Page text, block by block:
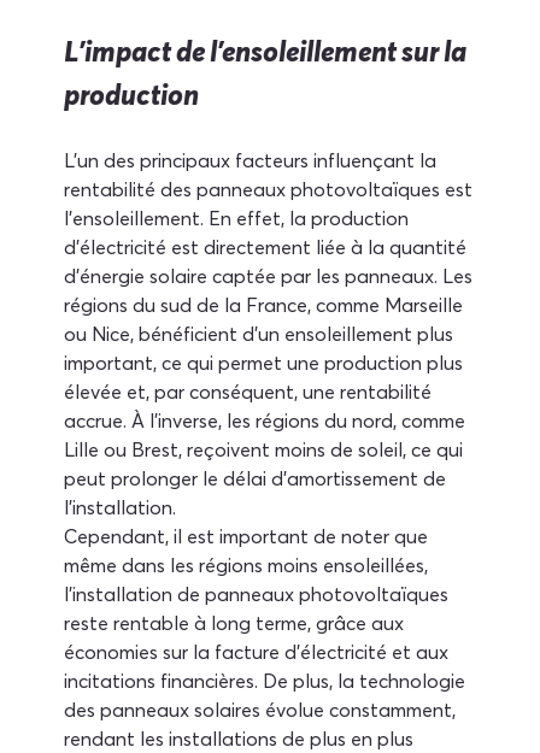
L'impact de l'ensoleillement sur la
production
L'un des principaux facteurs influençant la
rentabilité des panneaux photovoltaïques est
l'ensoleillement. En effet, la production
d'électricité est directement liée à la quantité
d'énergie solaire captée par les panneaux. Les
régions du sud de la France, comme Marseille
ou Nice, bénéficient d'un ensoleillement plus
important, ce qui permet une production plus
élevée et, par conséquent, une rentabilité
accrue. À l'inverse, les régions du nord, comme
Lille ou Brest, reçoivent moins de soleil, ce qui
peut prolonger le délai d'amortissement de
l'installation.
Cependant, il est important de noter que
même dans les régions moins ensoleillées,
l'installation de panneaux photovoltaïques
reste rentable à long terme, grâce aux
économies sur la facture d'électricité et aux
incitations financières. De plus, la technologie
des panneaux solaires évolue constamment,
rendant les installations de plus en plus